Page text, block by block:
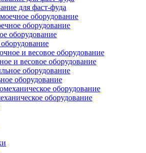
для фаст-фуда
оборудование
и весовое оборудование
оборудование
оборудование